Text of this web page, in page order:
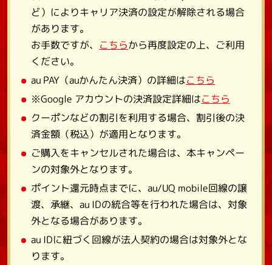
ど）によりキャリア決済の設定が解除される場合
があります。
お手数ですが、 こちらから再度設定の上、ご利用
ください。
au PAY（auかんたん決済）の詳細はこちら
※Google アカウントの決済設定詳細はこちら
クーポンなどの割引を利用する場合、割引後の決
済金額（税込）が適用となります。
ご購入をキャンセルされた場合は、本キャンペー
ンの対象外となります。
ポイント還元時点までに、au/UQ mobile回線の譲
渡、承継、au IDの統合等を行われた場合は、対象
外となる場合があります。
au IDに紐づく回線が法人契約の場合は対象外とな
ります。